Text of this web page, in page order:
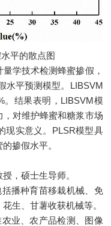
平的散点图
学技术检测蜂蜜掺假，
水平预测模型。LIBSVM
。结果表明，LIBSVM模
对维护蜂蜜和糖浆市场
现实意义。PLSR模型具
掺假水平。
，硕士生导师。
播种育苗移栽机械、免
生、甘薯收获机械等。
业、农产品检测、图像